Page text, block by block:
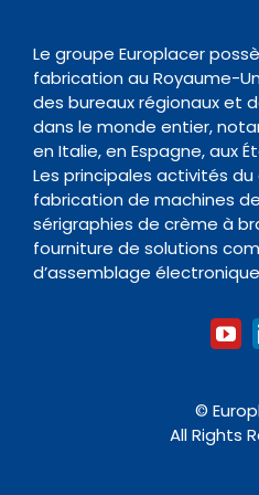
Four de Refusion
Nettoyage
Accessoires
Contact
Documentation
Organisme de formation
Le groupe Europlacer
fabrication au Royaume-
des bureaux régionaux et
dans le monde entier,
en Italie, en Espagne, aux
Les principales activités
fabrication de machines
sérigraphies de crème à
fourniture de solutions
d’assemblage
©
All Rights